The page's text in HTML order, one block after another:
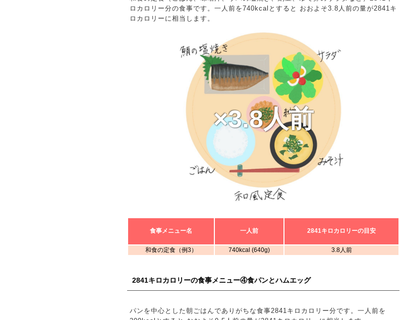
ロカロリー分の食事です。一人前を740kcalとすると おおよそ3.8人前の量が2841キ
ロカロリーに相当します。
×3.8人前
食事メニュー名 一人前 2841キロカロリーの目安
和食の定食（例3） 740kcal (640g) 3.8人前
2841キロカロリーの食事メニュー④食パンとハムエッグ
パンを中心とした朝ごはんでありがちな食事2841キロカロリー分です。一人前を